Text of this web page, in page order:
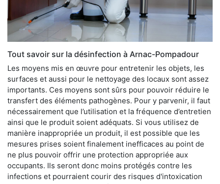
Tout savoir sur la désinfection à Arnac-Pompadour
Les moyens mis en œuvre pour entretenir les objets, les
surfaces et aussi pour le nettoyage des locaux sont assez
importants. Ces moyens sont sûrs pour pouvoir réduire le
transfert des éléments pathogènes. Pour y parvenir, il faut
nécessairement que l’utilisation et la fréquence d’entretien
ainsi que le produit soient adéquats. Si vous utilisez de
manière inappropriée un produit, il est possible que les
mesures prises soient finalement inefficaces au point de
ne plus pouvoir offrir une protection appropriée aux
occupants. Ils seront donc moins protégés contre les
infections et pourraient courir des risques d'intoxication